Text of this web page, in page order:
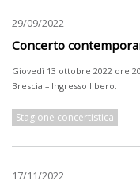
29/09/2022
Concerto
Giovedì 13 ottobre 2022 ore
Brescia – Ingresso libero.
Stagione concertistica
17/11/2022